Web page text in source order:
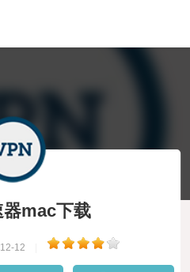
器mac下载
12